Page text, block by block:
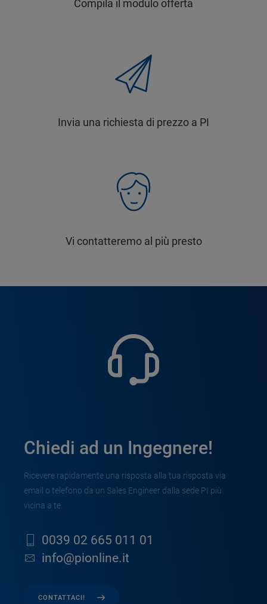
Compila il modulo offerta
Invia una richiesta di prezzo a PI
Vi contatteremo al più presto
Chiedi ad un Ingegnere!
Ricevere rapidamente una risposta alla tua risposta via
email o telefono da un Sales Engineer dalla sede PI più
vicina a te.
0039 02 665 011 01
info@pionline.it
CONTATTACI!